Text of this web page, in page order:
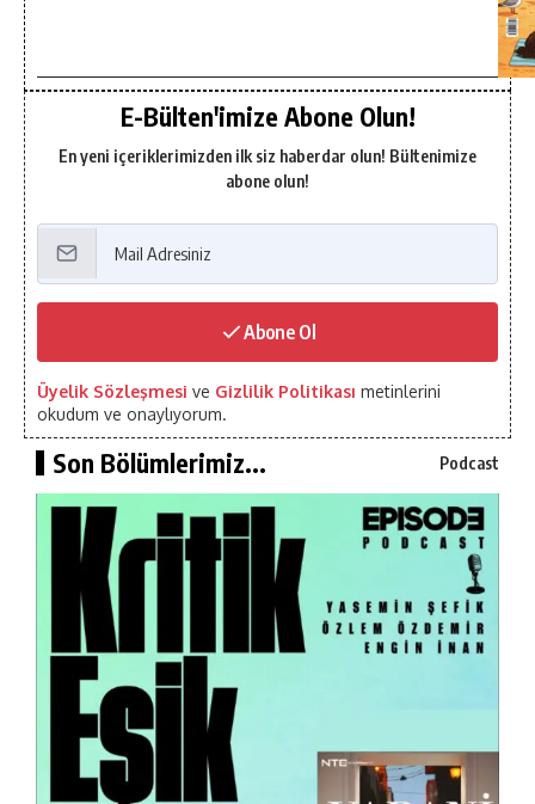
E-Bülten'imize Abone Olun!
En yeni içeriklerimizden ilk siz haberdar olun! Bültenimize
abone olun!
Abone Ol
Üyelik Sözleşmesi ve Gizlilik Politikası metinlerini
okudum ve onaylıyorum.
Son Bölümlerimiz... Podcast